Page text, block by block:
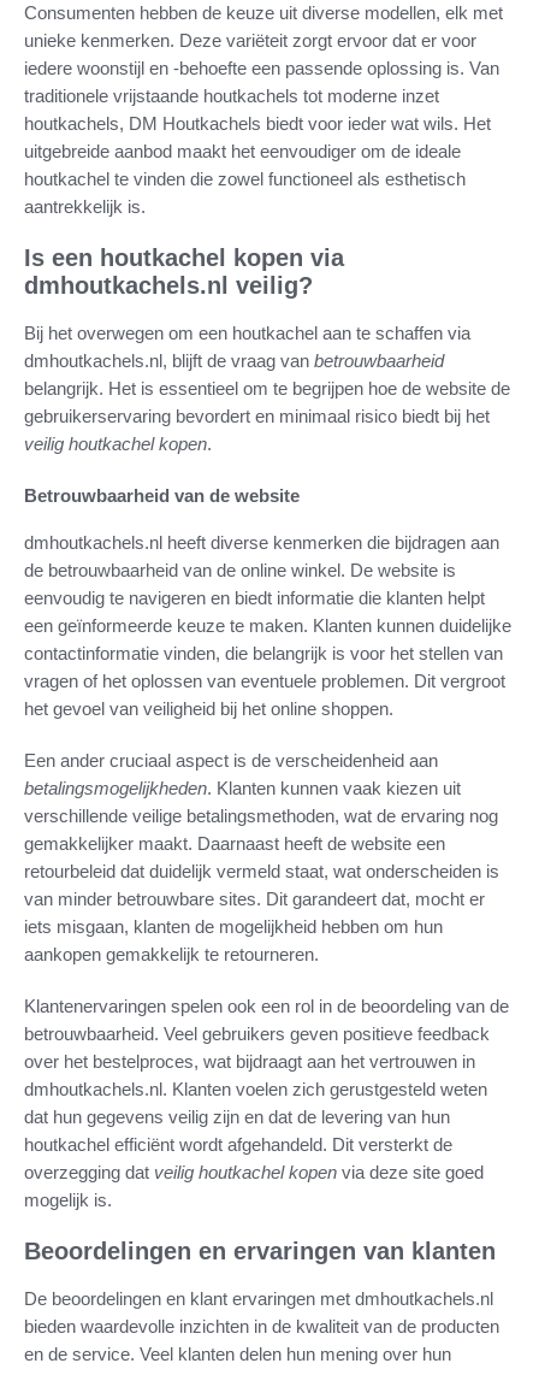
Consumenten hebben de keuze uit diverse modellen, elk met
unieke kenmerken. Deze variëteit zorgt ervoor dat er voor
iedere woonstijl en -behoefte een passende oplossing is. Van
traditionele vrijstaande houtkachels tot moderne inzet
houtkachels, DM Houtkachels biedt voor ieder wat wils. Het
uitgebreide aanbod maakt het eenvoudiger om de ideale
houtkachel te vinden die zowel functioneel als esthetisch
aantrekkelijk is.
Is een houtkachel kopen via
dmhoutkachels.nl veilig?
Bij het overwegen om een houtkachel aan te schaffen via
dmhoutkachels.nl, blijft de vraag van betrouwbaarheid
belangrijk. Het is essentieel om te begrijpen hoe de website de
gebruikerservaring bevordert en minimaal risico biedt bij het
veilig houtkachel kopen.
Betrouwbaarheid van de website
dmhoutkachels.nl heeft diverse kenmerken die bijdragen aan
de betrouwbaarheid van de online winkel. De website is
eenvoudig te navigeren en biedt informatie die klanten helpt
een geïnformeerde keuze te maken. Klanten kunnen duidelijke
contactinformatie vinden, die belangrijk is voor het stellen van
vragen of het oplossen van eventuele problemen. Dit vergroot
het gevoel van veiligheid bij het online shoppen.
Een ander cruciaal aspect is de verscheidenheid aan
betalingsmogelijkheden. Klanten kunnen vaak kiezen uit
verschillende veilige betalingsmethoden, wat de ervaring nog
gemakkelijker maakt. Daarnaast heeft de website een
retourbeleid dat duidelijk vermeld staat, wat onderscheiden is
van minder betrouwbare sites. Dit garandeert dat, mocht er
iets misgaan, klanten de mogelijkheid hebben om hun
aankopen gemakkelijk te retourneren.
Klantenervaringen spelen ook een rol in de beoordeling van de
betrouwbaarheid. Veel gebruikers geven positieve feedback
over het bestelproces, wat bijdraagt aan het vertrouwen in
dmhoutkachels.nl. Klanten voelen zich gerustgesteld weten
dat hun gegevens veilig zijn en dat de levering van hun
houtkachel efficiënt wordt afgehandeld. Dit versterkt de
overzegging dat veilig houtkachel kopen via deze site goed
mogelijk is.
Beoordelingen en ervaringen van klanten
De beoordelingen en klant ervaringen met dmhoutkachels.nl
bieden waardevolle inzichten in de kwaliteit van de producten
en de service. Veel klanten delen hun mening over hun